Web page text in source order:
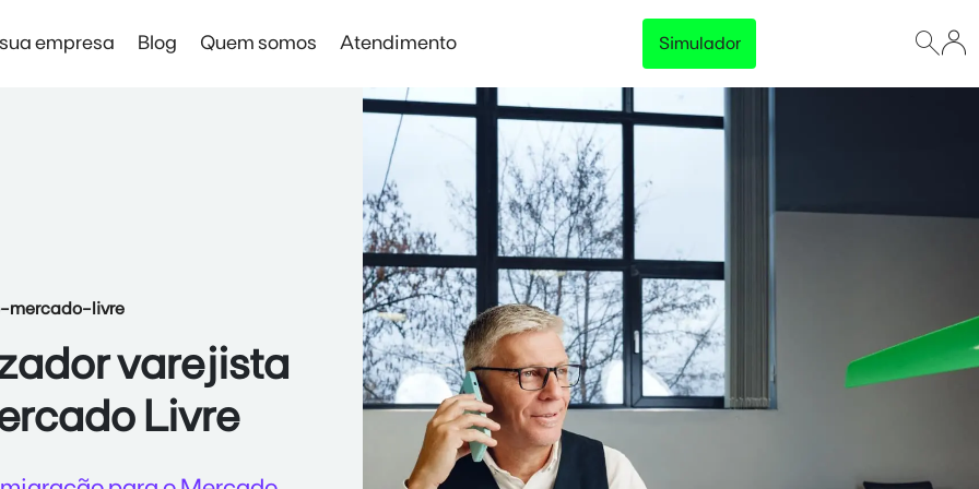
empresa
Preço Garantido
Trave o preço da energia da sua empresa e tenha
previsibilidade total no orçamento, sem surpresas na
fatura.
Disponível para empresas com consumo acima de 500 kWh/mês
Conhecer solução
Blog Quem somos Atendimento Simulador
mercado-livre
varejista
Livre